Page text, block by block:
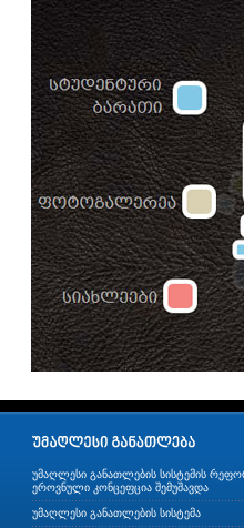
უმაღლესი განათლების სისტემის
ეროვნული კონცეფცია შემუშავდა
უმაღლესი განათლების სისტემა